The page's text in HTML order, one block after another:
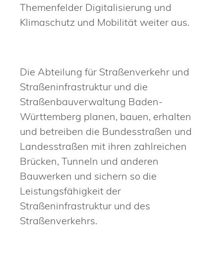
Themenfelder Digitalisierung und
Klimaschutz und Mobilität weiter aus.
Die Abteilung für Straßenverkehr und
Straßeninfrastruktur und die
Straßenbauverwaltung Baden-
Württemberg planen, bauen, erhalten
und betreiben die Bundesstraßen und
Landesstraßen mit ihren zahlreichen
Brücken, Tunneln und anderen
Bauwerken und sichern so die
Leistungsfähigkeit der
Straßeninfrastruktur und des
Straßenverkehrs.